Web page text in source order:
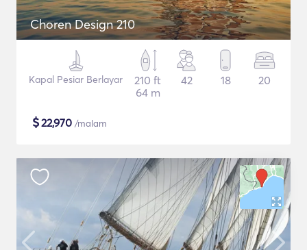
Choren Design 210
Kapal Pesiar Berlayar
210 ft
64 m
42 18 20
$22,970 /malam